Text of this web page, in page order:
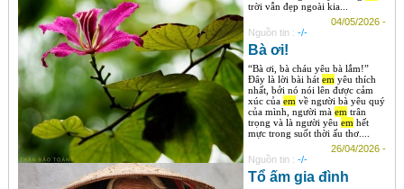
trời vẫn đẹp ngoài kia...
04/05/2026 -
Nguồn tin : -/-
Bà ơi!
“Bà ơi, bà cháu yêu bà lắm!”
Đây là lời bài hát emyêu thích
nhất, bởi nó nói lên được cảm
xúc của emvề người bà yêu quý
của mình, người mà emtrân
trọng và là người yêu emhết
mực trong suốt thời ấu thơ....
26/04/2026 -
Nguồn tin : -/-
Tổ ấm gia đình